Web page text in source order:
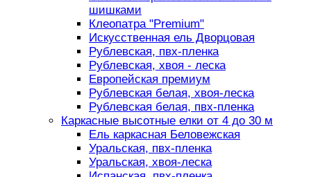
шишками
Клеопатра "Premium"
Искусственная ель Дворцовая
Рублевская, пвх-пленка
Рублевская, хвоя - леска
Европейская премиум
Рублевская белая, хвоя-леска
Рублевская белая, пвх-пленка
Каркасные высотные елки от 4 до 30 м
Ель каркасная Беловежская
Уральская, пвх-пленка
Уральская, хвоя-леска